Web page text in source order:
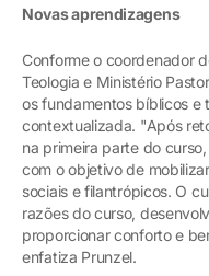
Novas aprendizagens
Conforme o coordenador
Teologia e Ministério
os fundamentos bíblicos e
contextualizada. "Após
na primeira parte do
com o objetivo de
sociais e filantrópicos. O
razões do curso,
proporcionar conforto e
enfatiza Prunzel.